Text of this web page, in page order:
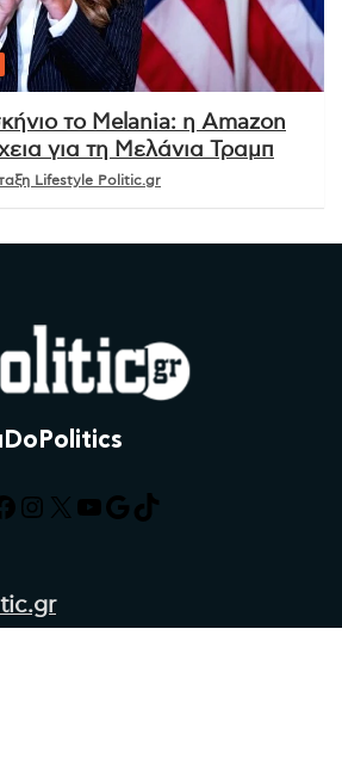
το Melania: η Amazon
για τη Μελάνια Τραμπ
Lifestyle Politic.gr
Instagram
X YouTube
Google
TikTok